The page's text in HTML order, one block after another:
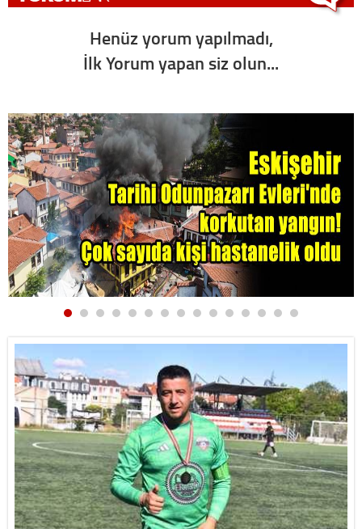
Henüz yorum yapılmadı,
İlk Yorum yapan siz olun...